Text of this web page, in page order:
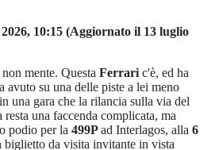
10:15 (Aggiornato il 13 luglio
mente. Questa Ferrari c'è, ed ha
avuto su una delle piste a lei meno
una gara che la rilancia sulla via del
una faccenda complicata, ma
podio per la 499Pad Interlagos, alla 6
biglietto da visita invitante in vista